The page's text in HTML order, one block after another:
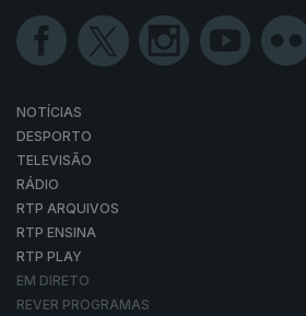
NOTÍCIAS
DESPORTO
TELEVISÃO
RÁDIO
RTP ARQUIVOS
RTP ENSINA
RTP PLAY
EM DIRETO
REVER PROGRAMAS